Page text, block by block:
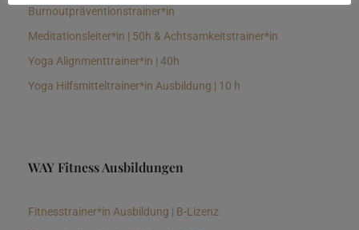
Burnoutpräventionstrainer*in
Meditationsleiter*in | 50h & Achtsamkeitstrainer*in
Yoga Alignmenttrainer*in | 40h
Yoga Hilfsmitteltrainer*in Ausbildung | 10 h
WAY Fitness Ausbildungen
Fitnesstrainer*in Ausbildung | B-Lizenz